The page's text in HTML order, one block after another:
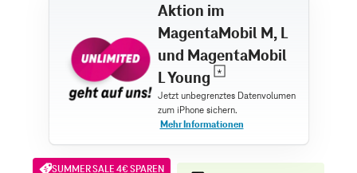
Aktion im
MagentaMobil M, L
und MagentaMobil
L Young
SUMMER SALE 4€ SPAREN